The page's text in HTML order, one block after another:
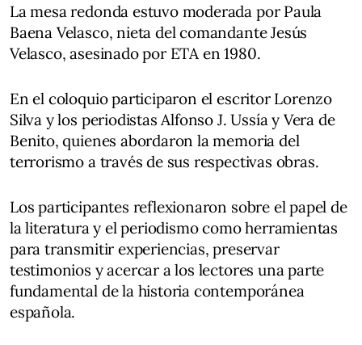
La mesa redonda estuvo moderada por Paula
Baena Velasco, nieta del comandante Jesús
Velasco, asesinado por ETA en 1980.
En el coloquio participaron el escritor Lorenzo
Silva y los periodistas Alfonso J. Ussía y Vera de
Benito, quienes abordaron la memoria del
terrorismo a través de sus respectivas obras.
Los participantes reflexionaron sobre el papel de
la literatura y el periodismo como herramientas
para transmitir experiencias, preservar
testimonios y acercar a los lectores una parte
fundamental de la historia contemporánea
española.